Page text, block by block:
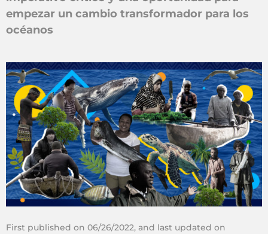
empezar un cambio transformador para los
océanos
First published on 06/26/2022, and last updated on